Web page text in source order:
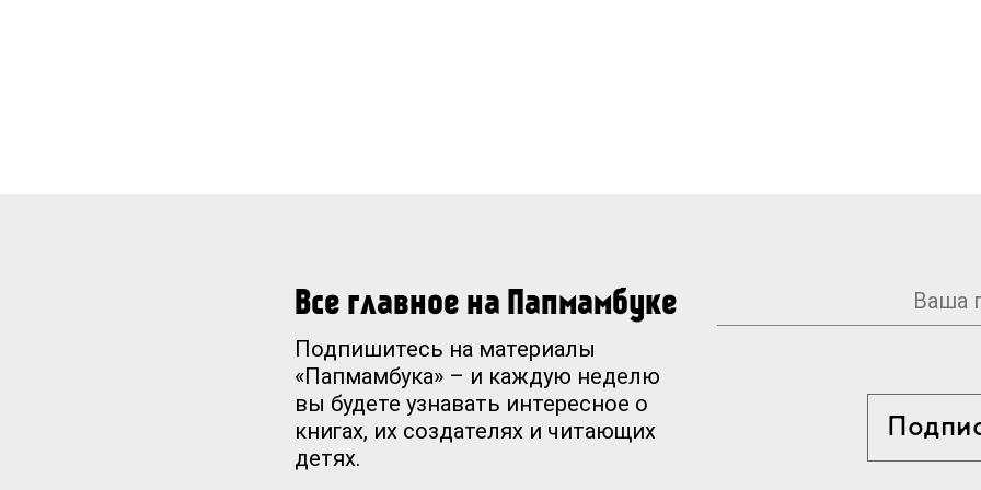
Все главное на Папмамбуке
Подпишитесь на материалы
«Папмамбука» – и каждую неделю
вы будете узнавать интересное о
книгах, их создателях и читающих
детях.